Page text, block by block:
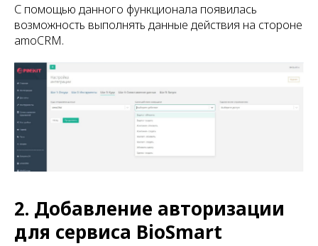
С помощью данного функционала появилась
возможность выполнять данные действия на стороне
amoCRM.
2. Добавление авторизации
для сервиса BioSmart